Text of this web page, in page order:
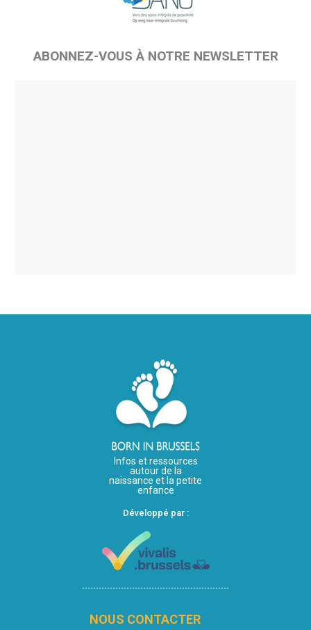
ABONNEZ-VOUS À NOTRE NEWSLETTER
Infos et ressources
autour de la
naissance et la petite
enfance
Développé par :
NOUS CONTACTER